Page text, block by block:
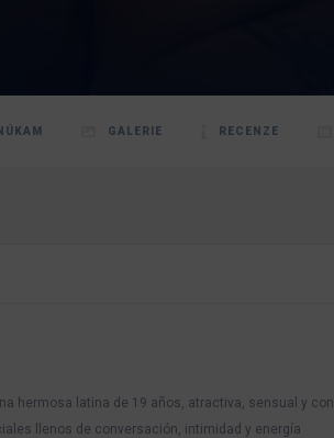
GALERIE RECENZE
hermosa latina de 19 años, atractiva, sensual y
llenos de conversación, intimidad y energía